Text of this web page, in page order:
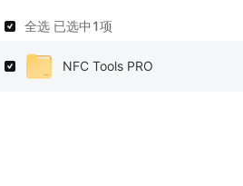
全选 已选中 1项
NFC Tools PRO